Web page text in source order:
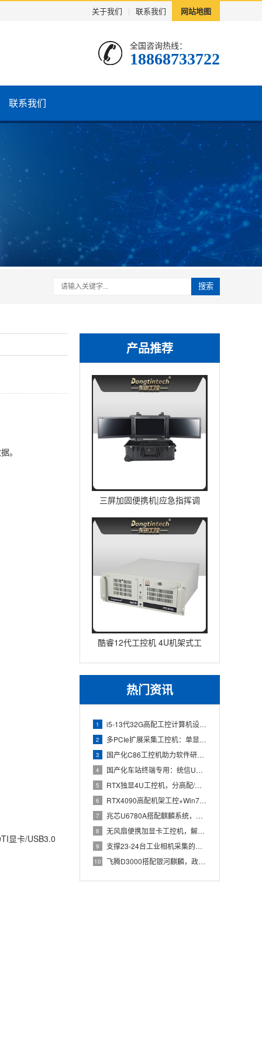
关于我们 联系我们 网站地图
全国咨询热线：
18868733722
联系我们
搜索
产品推荐
三屏加固便携机|应急指挥调
度台移动终端|DTG-U1713-
酷睿12代工控机 4U机架式工
业控制器 DT-610L-IZ
热门资讯
1 i5-13代32G高配工控计算机设备，智能制造工位整机显示成
2 多PCIe扩展采集工控机：单显卡+多路采集卡高性价比方案
3 国产化C86工控机助力软件研发：从需求分析到落地部署
4 国产化车站终端专用：统信UOS兆芯八核嵌入式轨交工控机落地方
5 RTX独显4U工控机，分高配/低配适配无人机作业全场景
6 RTX4090高配机架工控+Win7加固笔记本，航空测控硬件
7 兆芯U6780A搭配麒麟系统，国产化工控机赋能航站楼航显调度
8 无风扇便携加显卡工控机，解决户外高波特率串口采集难题
9 支撑23-24台工业相机采集的高配置工控机解决方案推荐
10 飞腾D3000搭配银河麒麟，政务办公国产飞腾工控机落地方案
。
显卡/USB3.0